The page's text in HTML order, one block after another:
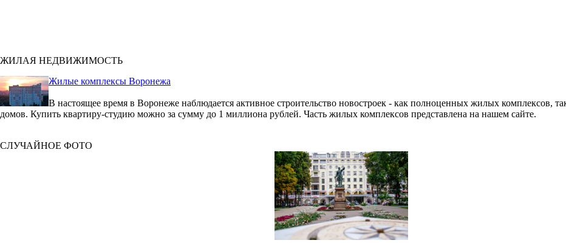
ЖИЛАЯ НЕДВИЖИМОСТЬ
Жилые комплексы Воронежа
В настоящее время в Воронеже наблюдается активное строительство новостроек - как полноценных жилых комплексов,
домов. Купить квартиру-студию можно за сумму до 1 миллиона рублей. Часть жилых комплексов представлена на нашем сайте.
СЛУЧАЙНОЕ ФОТО